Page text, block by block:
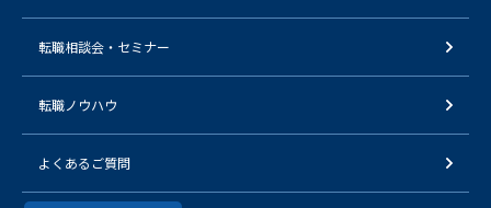
転職相談会・セミナー
転職ノウハウ
よくあるご質問